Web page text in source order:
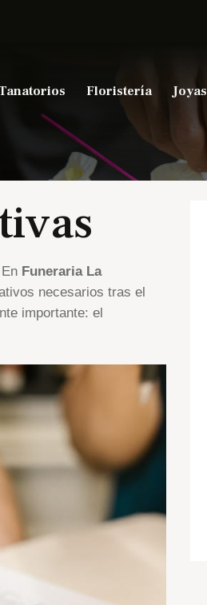
Floristería Joyas
Funeraria La
necesarios tras el
importante: el